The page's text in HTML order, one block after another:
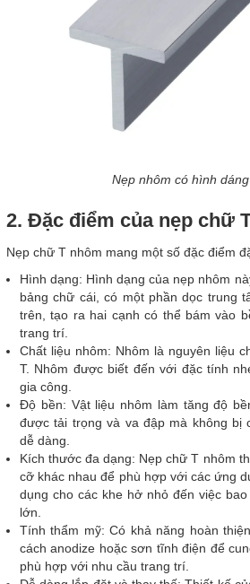
Nẹp nhôm có hình
2. Đặc điểm của nẹp chữ
Nẹp chữ T nhôm mang một số đặc điểm
Hình dạng: Hình dạng của nẹp nhôm
bảng chữ cái, có một phần dọc trung
trên, tạo ra hai cạnh có thể bám vào
trang trí.
Chất liệu nhôm: Nhôm là nguyên liệu
T. Nhôm được biết đến với đặc tính
gia công.
Độ bền: Vật liệu nhôm làm tăng độ
được tải trọng và va đập mà không bị
dễ dàng.
Kích thước đa dạng: Nẹp chữ T nhôm
cỡ khác nhau để phù hợp với các ứng
dụng cho các khe hở nhỏ đến việc
lớn.
Tính thẩm mỹ: Có khả năng hoàn
cách anodize hoặc sơn tĩnh điện để
phù hợp với nhu cầu trang trí.